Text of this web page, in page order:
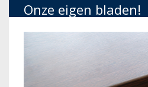
Onze eigen bladen!